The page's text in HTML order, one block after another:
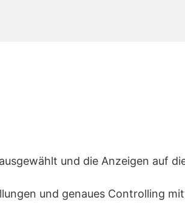
und die Anzeigen auf
und genaues Controlling